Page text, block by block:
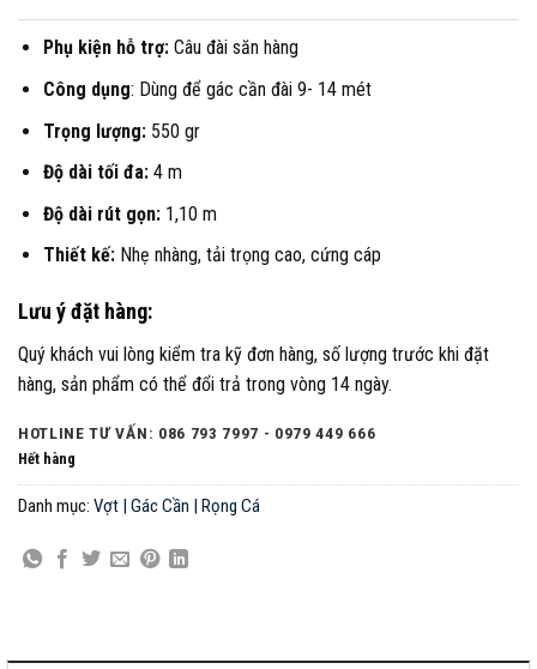
Phụ kiện hỗ trợ:Câu đài săn hàng
Công dụng: Dùng để gác cần đài 9- 14 mét
Trọng lượng: 550 gr
Độ dài tối đa:4 m
Độ dài rút gọn:1,10 m
Thiết kế: Nhẹ nhàng, tải trọng cao, cứng cáp
Lưu ý đặt hàng:
Quý khách vui lòng kiểm tra kỹ đơn hàng, số lượng trước khi đặt
hàng, sản phẩm có thể đổi trả trong vòng 14 ngày.
HOTLINE TƯ VẤN: 086 793 7997 - 0979 449 666
Hết hàng
Danh mục: Vợt | Gác Cần | Rọng Cá